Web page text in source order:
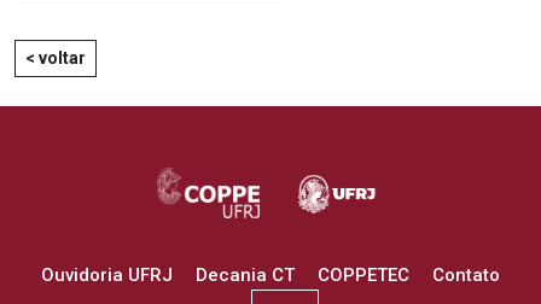
< voltar
Ouvidoria UFRJ Decania CT COPPETEC
Contato